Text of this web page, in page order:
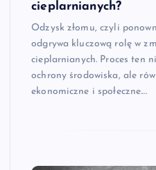
cieplarnianych?
Odzysk złomu, czyli
odgrywa kluczową rolę w
cieplarnianych. Proces ten
ochrony środowiska, ale
ekonomiczne i społeczne.…